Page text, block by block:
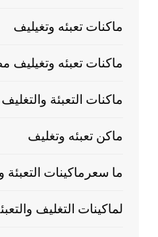
ماكنات تعبئه وتغيليف
ماكنات تعبئه وتغيليف
ماكنات التعبئة والتغليف
ماكن تعبئه وتغليف
ما سعرماكينات التعبئة
لماكينات التغليف